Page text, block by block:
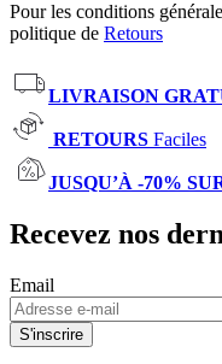
Pour les conditions
politique de Retours
LIVRAISON
RETOURS Faciles
JUSQU’À -70%
Recevez nos
Email
S'inscrire